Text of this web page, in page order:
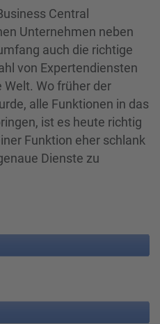
Central
Unternehmen neben
auch die richtige
von Expertendiensten
Welt. Wo früher der
alle Funktionen in das
ist es heute richtig
Funktion eher schlank
Dienste zu